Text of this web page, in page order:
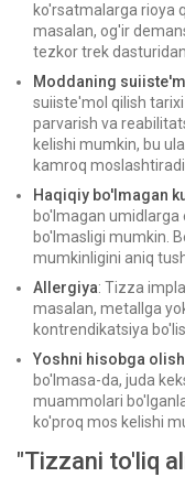
ko'rsatmalarga rioya
masalan, og'ir
tezkor trek
Moddaning
suiiste'mol qilish
parvarish va
kelishi mumkin, bu
kamroq
Haqiqiy bo'lmagan
bo'lmagan
bo'lmasligi mumkin.
mumkinligini aniq
Allergiya: Tizza
masalan, metallga
kontrendikatsiya
Yoshni hisobga olish
bo'lmasa-da, juda
muammolari
ko'proq mos kelishi
"Tizzani to'liq